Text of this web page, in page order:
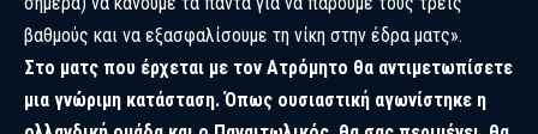
βαθμούς και να εξασφαλίσουμε τη νίκη στην έδρα ματς».
Στο ματς που έρχεται με τον Ατρόμητο θα αντιμετωπίσετε
μια γνώριμη κατάσταση. Όπως ουσιαστική αγωνίστηκε η